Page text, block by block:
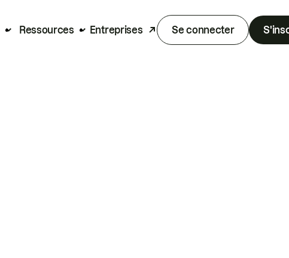
Ressources Entreprises Se connecter